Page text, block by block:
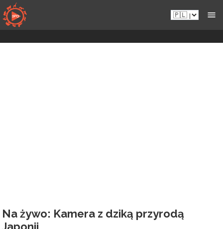
Przejdź
do
zawartości
Pl.sportsmansparadiseonline.com
Na żywo: Kamera z dziką przyrodą